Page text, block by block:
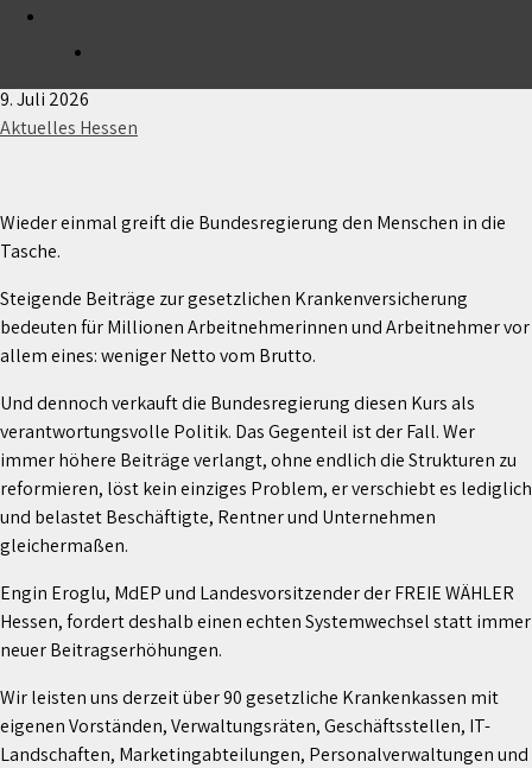
Krankenkassenbeiträge: Strukturen reformieren –
nicht die Bürger auspressen!
9. Juli 2026
Aktuelles Hessen
Wieder einmal greift die Bundesregierung den Menschen in die
Tasche.
Steigende Beiträge zur gesetzlichen Krankenversicherung
bedeuten für Millionen Arbeitnehmerinnen und Arbeitnehmer vor
allem eines: weniger Netto vom Brutto.
Und dennoch verkauft die Bundesregierung diesen Kurs als
verantwortungsvolle Politik. Das Gegenteil ist der Fall. Wer
immer höhere Beiträge verlangt, ohne endlich die Strukturen zu
reformieren, löst kein einziges Problem, er verschiebt es lediglich
und belastet Beschäftigte, Rentner und Unternehmen
gleichermaßen.
Engin Eroglu, MdEP und Landesvorsitzender der FREIE WÄHLER
Hessen, fordert deshalb einen echten Systemwechsel statt immer
neuer Beitragserhöhungen.
Wir leisten uns derzeit über 90 gesetzliche Krankenkassen mit
eigenen Vorständen, Verwaltungsräten, Geschäftsstellen, IT-
Landschaften, Marketingabteilungen, Personalverwaltungen und